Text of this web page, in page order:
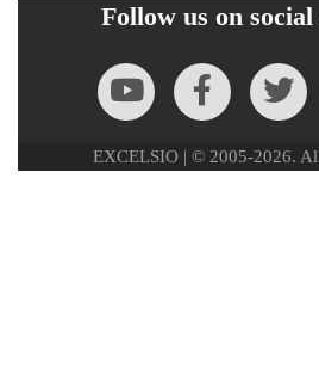
Follow us on
EXCELSIO | © 2005-2026.